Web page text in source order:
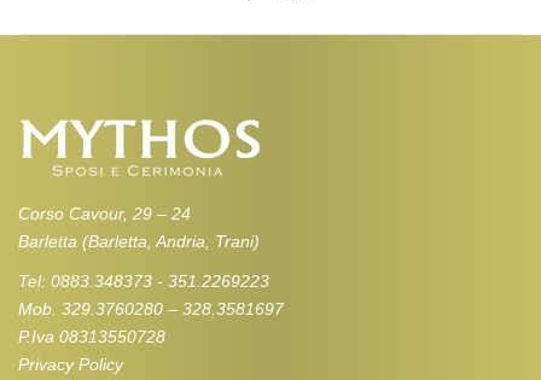
Corso Cavour, 29 – 24
Barletta (Barletta, Andria, Trani)
Tel: 0883.348373 - 351.2269223
Mob. 329.3760280 – 328.3581697
P.Iva 08313550728
Privacy Policy